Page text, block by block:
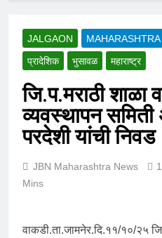
JALGAON MAHARASHTRA
प्रादेशिक
भुसावळ महाराष्ट्र
जि.प.मराठी
व्यवस्थापन समिती
परदेशी यांची निवड
JBN Maharashtra News
Mins
वाकडी.ता.जामनेर.दि.११/१०/२५